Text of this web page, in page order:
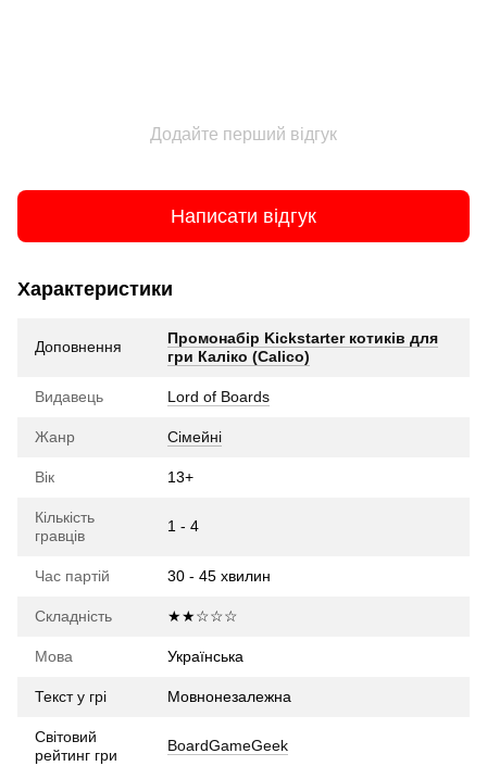
Додайте перший відгук
Написати відгук
Характеристики
Доповнення
Промонабір Kickstarter котиків для
гри Каліко (Calico)
Видавець Lord of Boards
Жанр Сімейні
Вік 13+
Кількість
гравців
1 - 4
Час партій 30 - 45 хвилин
Складність ★★☆☆☆
Мова Українська
Текст у грі Мовнонезалежна
Світовий
рейтинг гри
BoardGameGeek